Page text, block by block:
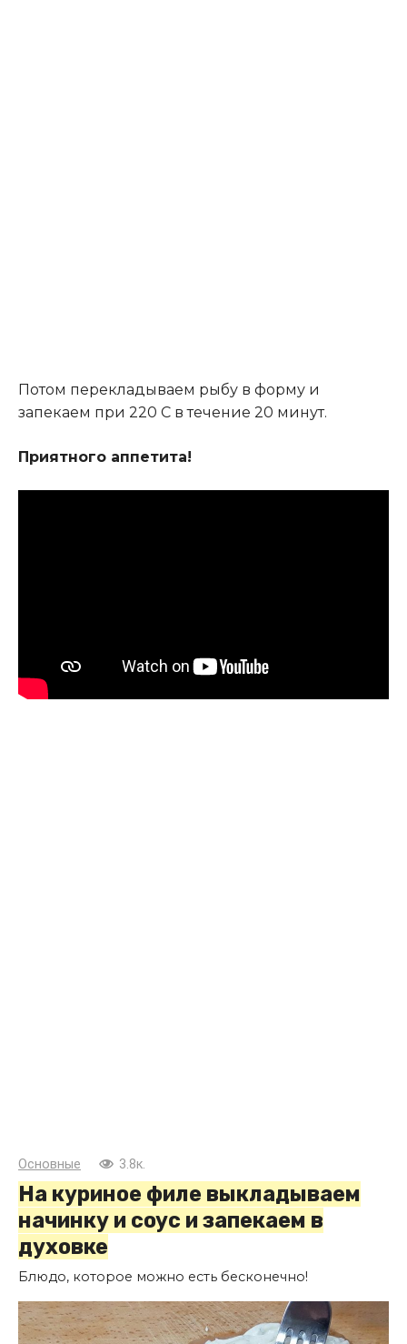
Потом перекладываем рыбу в форму и
запекаем при 220 С в течение 20 минут.
Приятного аппетита!
Основные 3.8к.
На куриное филе выкладываем
начинку и соус и запекаем в
духовке
Блюдо, которое можно есть бесконечно!